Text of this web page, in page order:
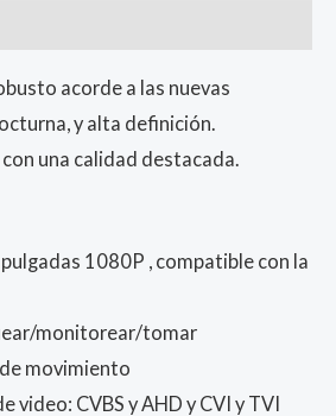
acorde a las nuevas
y alta definición.
una calidad destacada.
1080P , compatible con la
monitorear/tomar
movimiento
video: CVBS y AHD y CVI y TVI